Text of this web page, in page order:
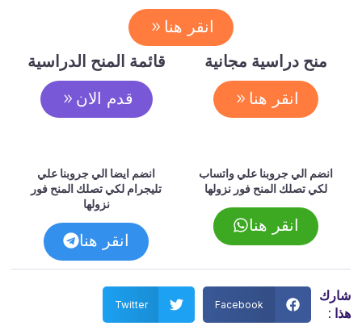
انقر هنا
منح دراسية مجانية
انقر هنا
قائمة المنح الدراسية
قدم الان
انضم الي جروبنا علي واتساب
لكي تصلك المنح فور نزولها
انقر هنا
انضم ايضا الي جروبنا علي
تليجرام لكي تصلك المنح فور
نزولها
انقر هنا
شارك
هذا :
Facebook
Twitter